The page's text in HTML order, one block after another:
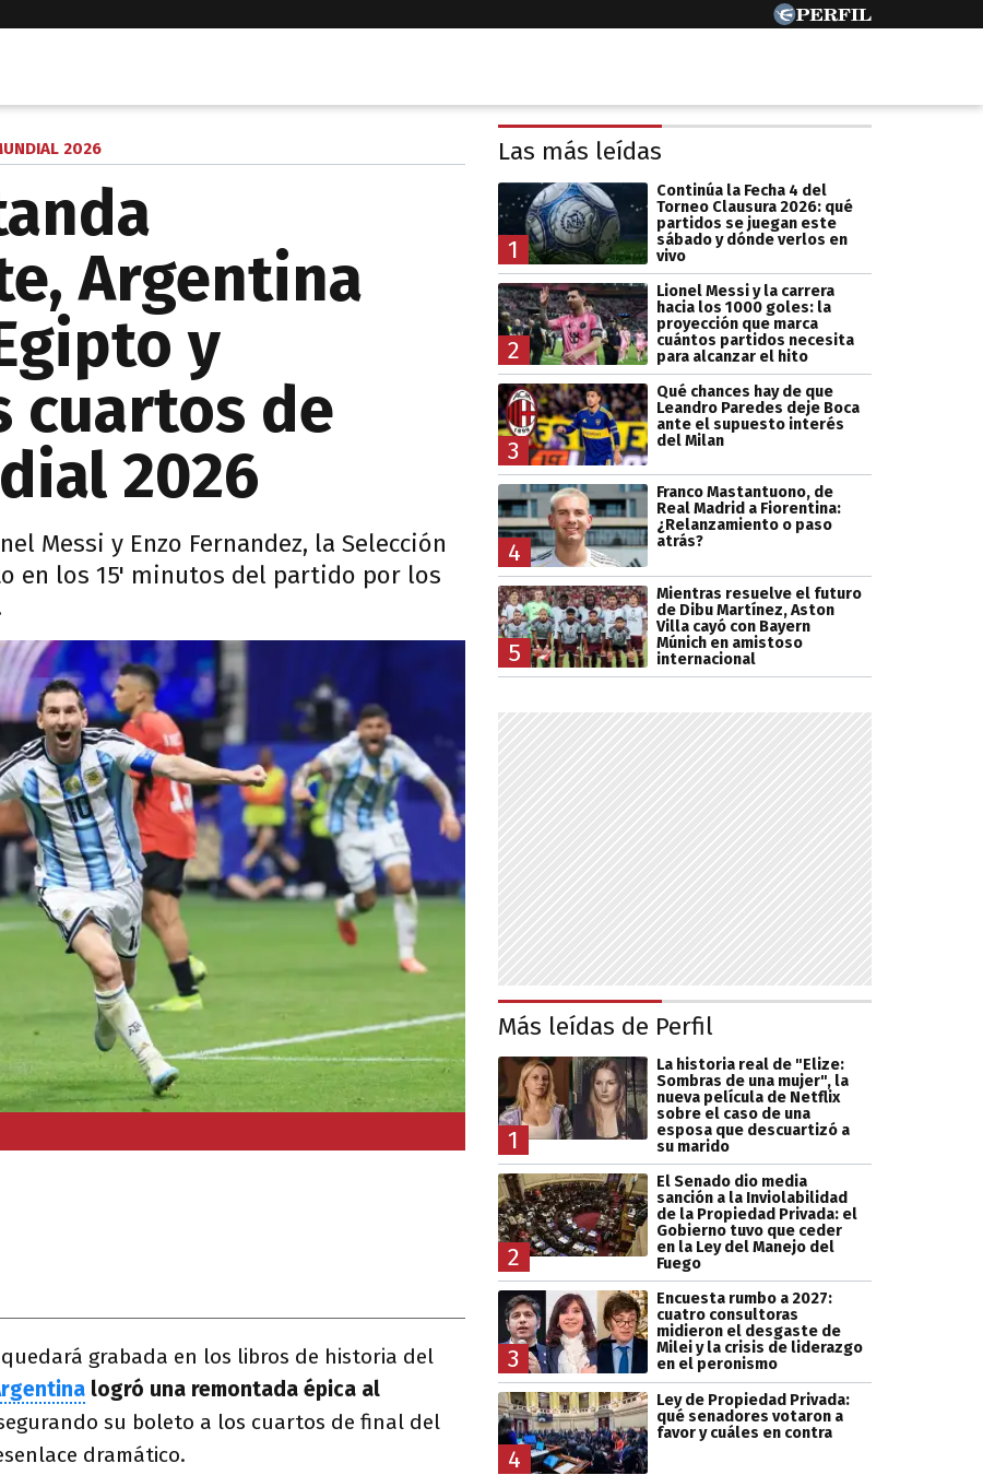
2026
Argentina
y
cuartos de
2026
Messi y Enzo Fernandez, la Selección
en los 15' minutos del partido por los
grabada en los libros de historia del
logró una remontada épica al
su boleto a los cuartos de final del
dramático.
Las más leídas
1
Continúa la Fecha 4 del
Torneo Clausura 2026: qué
partidos se juegan este
sábado y dónde verlos en
vivo
2
Lionel Messi y la carrera
hacia los 1000 goles: la
proyección que marca
cuántos partidos necesita
para alcanzar el hito
3
Qué chances hay de que
Leandro Paredes deje Boca
ante el supuesto interés
del Milan
4
Franco Mastantuono, de
Real Madrid a Fiorentina:
¿Relanzamiento o paso
atrás?
5
Mientras resuelve el futuro
de Dibu Martínez, Aston
Villa cayó con Bayern
Múnich en amistoso
internacional
Más leídas de Perfil
1
La historia real de "Elize:
Sombras de una mujer", la
nueva película de Netflix
sobre el caso de una
esposa que descuartizó a
su marido
2
El Senado dio media
sanción a la Inviolabilidad
de la Propiedad Privada: el
Gobierno tuvo que ceder
en la Ley del Manejo del
Fuego
3
Encuesta rumbo a 2027:
cuatro consultoras
midieron el desgaste de
Milei y la crisis de liderazgo
en el peronismo
4
Ley de Propiedad Privada:
qué senadores votaron a
favor y cuáles en contra